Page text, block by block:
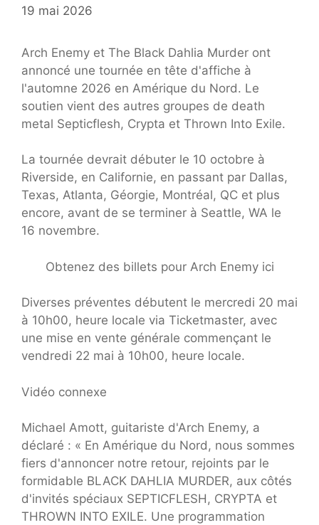
19 mai 2026
Arch Enemy et The Black Dahlia Murder ont
annoncé une tournée en tête d'affiche à
l'automne 2026 en Amérique du Nord. Le
soutien vient des autres groupes de death
metal Septicflesh, Crypta et Thrown Into Exile.
La tournée devrait débuter le 10 octobre à
Riverside, en Californie, en passant par Dallas,
Texas, Atlanta, Géorgie, Montréal, QC et plus
encore, avant de se terminer à Seattle, WA le
16 novembre.
Obtenez des billets pour Arch Enemy ici
Diverses préventes débutent le mercredi 20 mai
à 10h00, heure locale via Ticketmaster, avec
une mise en vente générale commençant le
vendredi 22 mai à 10h00, heure locale.
Vidéo connexe
Michael Amott, guitariste d'Arch Enemy, a
déclaré : « En Amérique du Nord, nous sommes
fiers d'annoncer notre retour, rejoints par le
formidable BLACK DAHLIA MURDER, aux côtés
d'invités spéciaux SEPTICFLESH, CRYPTA et
THROWN INTO EXILE. Une programmation